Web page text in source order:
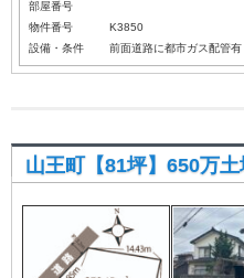
部屋番号
物件番号
K3850
設備・条件
前面道路に都市ガス配管有
山王町【81坪】650万